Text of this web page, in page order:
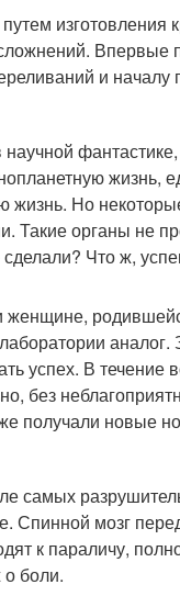
изготовления
Впервые
и
жизнь,
жизнь. Но
Такие органы не
Что ж,
успех. В
без
получали новые
самых
Спинной мозг
к параличу,
боли.